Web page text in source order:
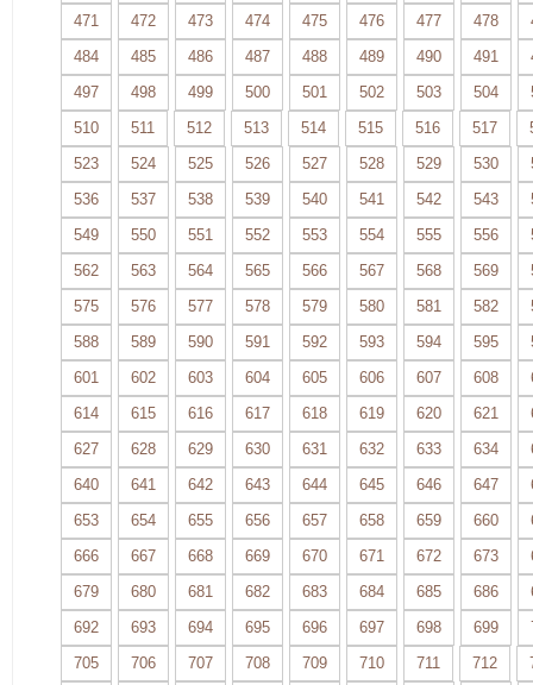
471
472 473 474 475 476 477 478
484
485 486 487 488 489 490 491
497
498 499 500 501 502 503 504
510
511 512 513 514 515 516 517
523
524 525 526 527 528 529 530
536
537 538 539 540 541 542 543
549
550 551 552 553 554 555 556
562
563 564 565 566 567 568 569
575
576 577 578 579 580 581 582
588
589 590 591 592 593 594 595
601
602 603 604 605 606 607 608
614
615 616 617 618 619 620 621
627
628 629 630 631 632 633 634
640
641 642 643 644 645 646 647
653
654 655 656 657 658 659 660
666
667 668 669 670 671 672 673
679
680 681 682 683 684 685 686
692
693 694 695 696 697 698 699
705
706 707 708 709 710 711 712